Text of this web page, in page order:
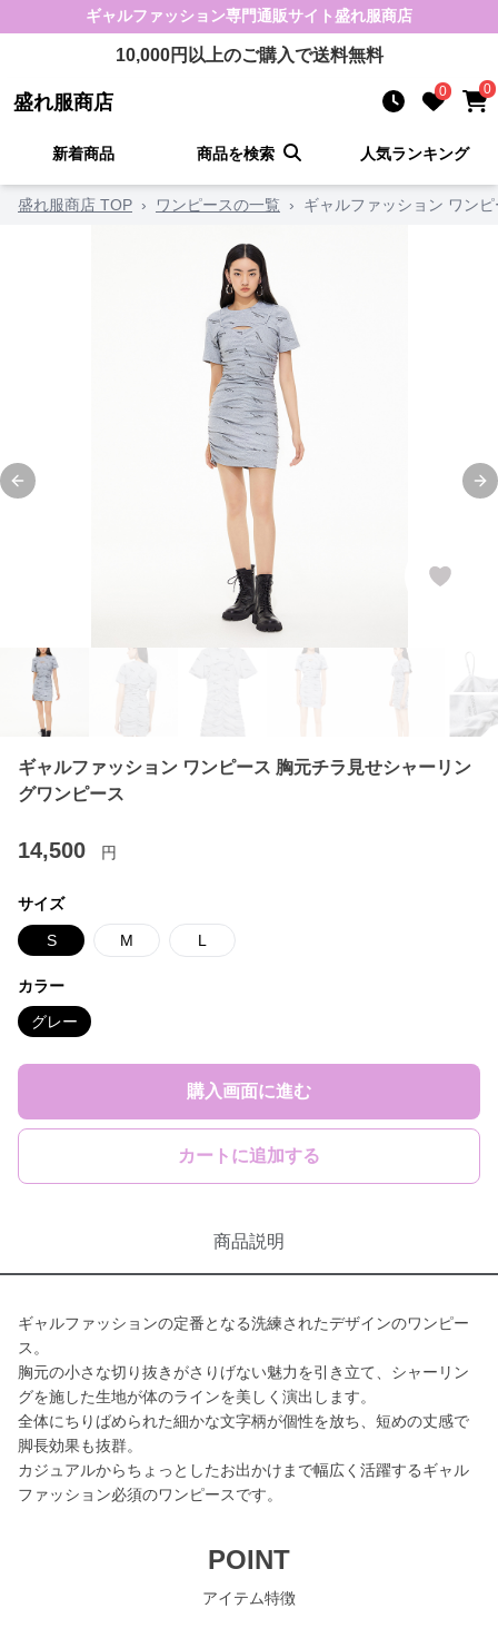
ギャルファッション専門通販サイト盛れ服商店
10,000円以上のご購入で送料無料
盛れ服商店 0 0
新着商品 商品を検索 人気ランキング
盛れ服商店 TOP › ワンピースの一覧 › ギャルファッション ワン
Previous slide
ギャルファッション ワンピース 胸元チラ見せシャーリン
グワンピース
14,500 円
サイズ
S M L
カラー
グレー
購入画面に進む
カートに追加する
商品説明
ギャルファッションの定番となる洗練されたデザインのワンピー
ス。
胸元の小さな切り抜きがさりげない魅力を引き立て、シャーリン
グを施した生地が体のラインを美しく演出します。
全体にちりばめられた細かな文字柄が個性を放ち、短めの丈感で
脚長効果も抜群。
カジュアルからちょっとしたお出かけまで幅広く活躍するギャル
ファッション必須のワンピースです。
POINT
アイテム特徴